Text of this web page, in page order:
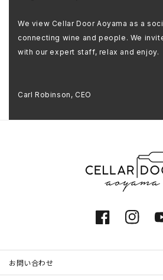
We view Cellar Door Aoyama as a
connecting wine and people. We
with our expert staff, relax and enjoy.
Carl Robinson, CEO
Facebook
お問い合わせ